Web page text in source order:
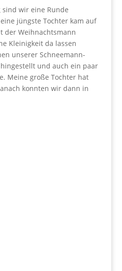
sind wir eine Runde
jüngste Tochter kam auf
der Weihnachtsmann
Kleinigkeit da lassen
unserer Schneemann-
und auch ein paar
Meine große Tochter hat
konnten wir dann in